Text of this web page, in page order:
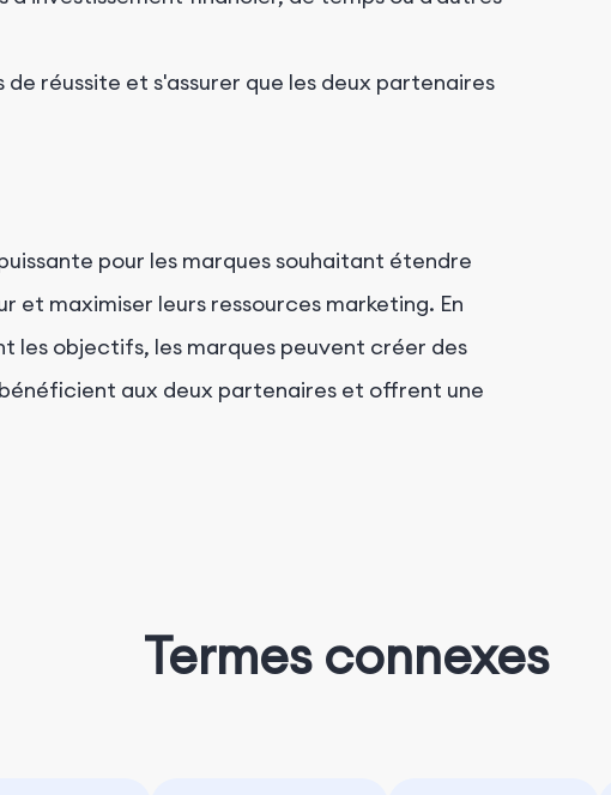
réussite et s'assurer que les deux partenaires
pour les marques souhaitant étendre
maximiser leurs ressources marketing. En
les objectifs, les marques peuvent créer des
aux deux partenaires et offrent une
Termes connexes